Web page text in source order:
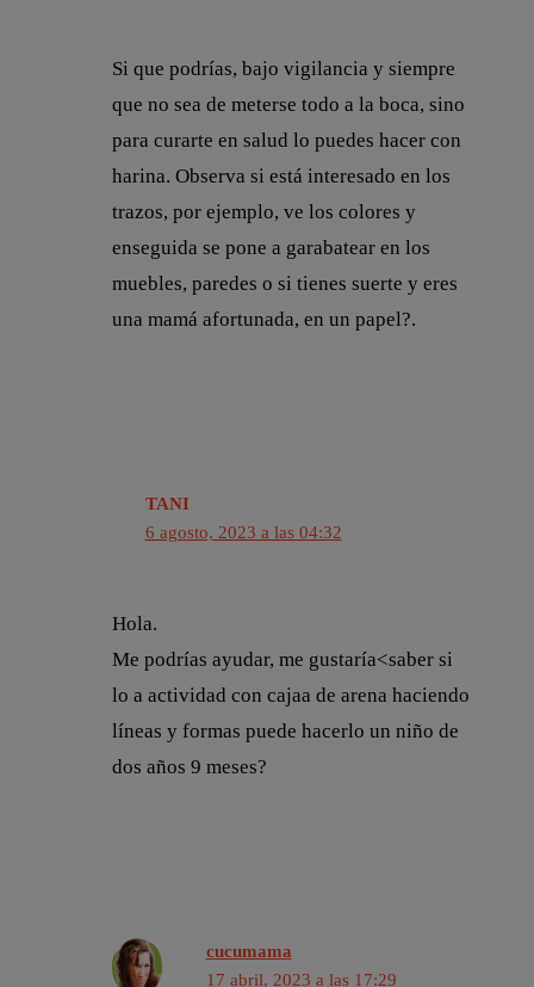
Si que podrías, bajo vigilancia y siempre
que no sea de meterse todo a la boca, sino
para curarte en salud lo puedes hacer con
harina. Observa si está interesado en los
trazos, por ejemplo, ve los colores y
enseguida se pone a garabatear en los
muebles, paredes o si tienes suerte y eres
una mamá afortunada, en un papel?.
TANI
6 agosto, 2023 a las 04:32
Hola.
Me podrías ayudar, me gustaría<saber si
lo a actividad con cajaa de arena haciendo
líneas y formas puede hacerlo un niño de
dos años 9 meses?
cucumama
17 abril, 2023 a las 17:29